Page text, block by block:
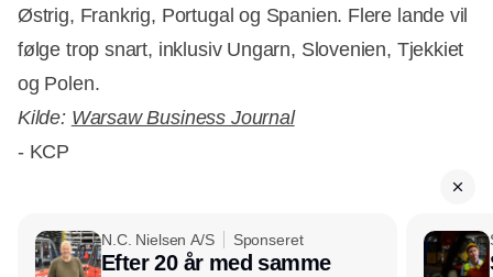
Østrig, Frankrig, Portugal og Spanien. Flere lande vil
følge trop snart, inklusiv Ungarn, Slovenien, Tjekkiet
og Polen.
Kilde: Warsaw Business Journal
- KCP
N.C. Nielsen A/S Sponseret
Efter 20 år med samme